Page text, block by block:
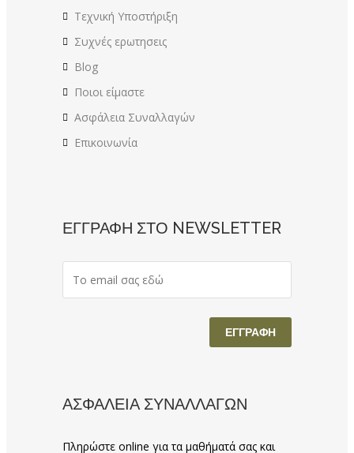
Τεχνική Υποστήριξη
Συχνές ερωτησεις
Blog
Ποιοι είμαστε
Ασφάλεια Συναλλαγών
Επικοινωνία
ΕΓΓΡΑΦΗ ΣΤΟ NEWSLETTER
ΑΣΦΑΛΕΙΑ ΣΥΝΑΛΛΑΓΩΝ
Πληρώστε online για τα μαθήματά σας και